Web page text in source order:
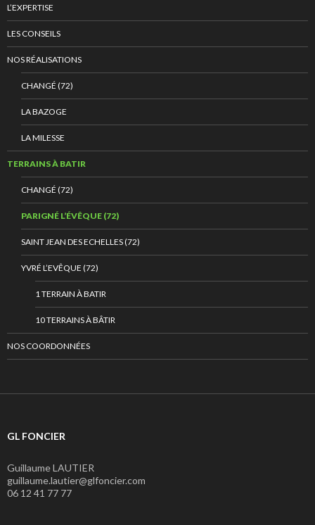
L’EXPERTISE
LES CONSEILS
NOS RÉALISATIONS
CHANGÉ (72)
LA BAZOGE
LA MILESSE
TERRAINS À BATIR
CHANGÉ (72)
PARIGNÉ L’ÉVÊQUE (72)
SAINT JEAN DES ECHELLES (72)
YVRÉ L’EVÊQUE (72)
1 TERRAIN À BATIR
10 TERRAINS À BÂTIR
NOS COORDONNÉES
GL FONCIER
Guillaume LAUTIER
guillaume.lautier@glfoncier.com
06 12 41 77 77